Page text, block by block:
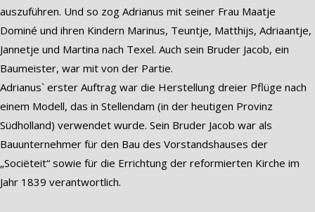
auszuführen. Und so zog Adrianus mit seiner Frau Maatje
Dominé und ihren Kindern Marinus, Teuntje, Matthijs, Adriaantje,
Jannetje und Martina nach Texel. Auch sein Bruder Jacob, ein
Baumeister, war mit von der Partie.
Adrianus` erster Auftrag war die Herstellung dreier Pflüge nach
einem Modell, das in Stellendam (in der heutigen Provinz
Südholland) verwendet wurde. Sein Bruder Jacob war als
Bauunternehmer für den Bau des Vorstandshauses der
„Sociëteit“ sowie für die Errichtung der reformierten Kirche im
Jahr 1839 verantwortlich.